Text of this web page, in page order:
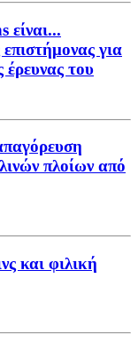
είναι...
για
του
πλοίων από
και φιλική